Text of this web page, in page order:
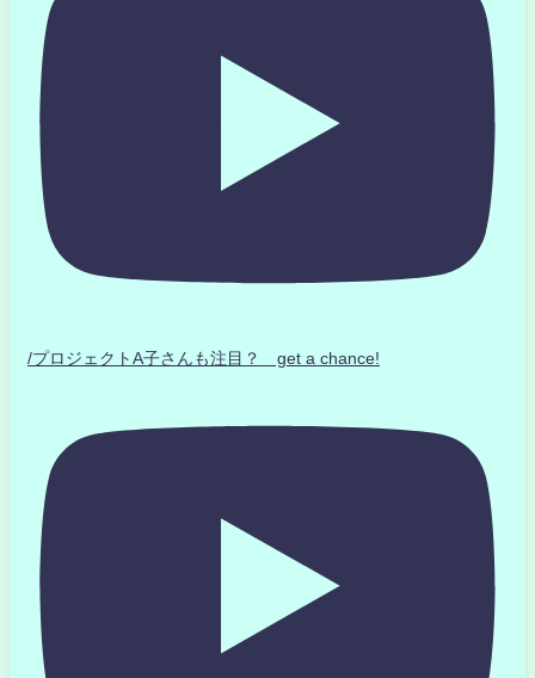
/プロジェクトA子さんも注目？ get a chance!